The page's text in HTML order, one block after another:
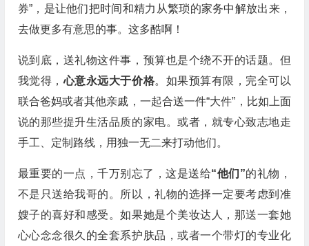
券”，是让他们把时间和精力从繁琐的家务中解放出来，
去做更多有意思的事。这多酷啊！
说到底，送礼物这件事，预算也是个绕不开的话题。但
我觉得，心意永远大于价格。如果预算有限，完全可以
联合爸妈或者其他亲戚，一起合送一件“大件”，比如上面
说的那些提升生活品质的家电。或者，就专心致志地走
手工、定制路线，用独一无二来打动他们。
最重要的一点，千万别忘了，这是送给“他们”的礼物，
不是只送给我哥的。所以，礼物的选择一定要考虑到准
嫂子的喜好和感受。如果她是个美妆达人，那送一套她
心心念念很久的全套系护肤品，或者一个带灯的专业化